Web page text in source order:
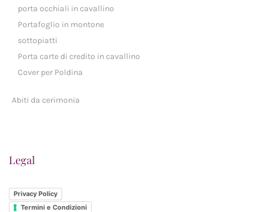
porta occhiali in cavallino
Portafoglio in montone
sottopiatti
Porta carte di credito in cavallino
Cover per Poldina
Abiti da cerimonia
Legal
Privacy Policy
Termini e Condizioni